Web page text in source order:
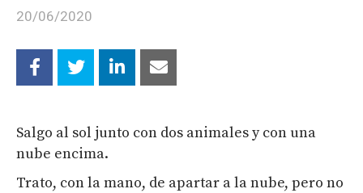
20/06/2020
Salgo al sol junto con dos animales y con una
nube encima.
Trato, con la mano, de apartar a la nube, pero no